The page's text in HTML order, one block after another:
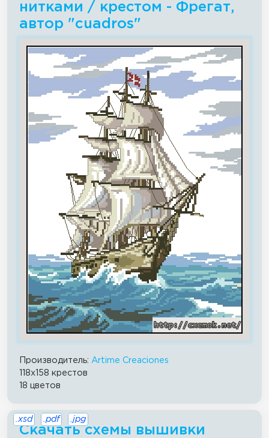
нитками / крестом - Фрегат,
автор "cuadros"
Производитель: Artime Creaciones
118x158 крестов
18 цветов
Скачать схемы вышивки
.xsd .pdf .jpg